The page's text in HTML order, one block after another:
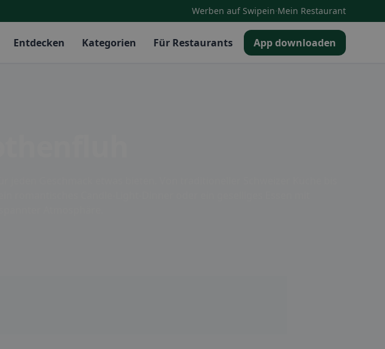
Werben auf Swipein·Mein Restaurant
Entdecken Kategorien Für Restaurants App downloaden